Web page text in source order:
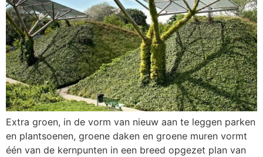
Extra groen, in de vorm van nieuw aan te leggen parken
en plantsoenen, groene daken en groene muren vormt
één van de kernpunten in een breed opgezet plan van